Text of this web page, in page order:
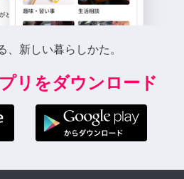
、新しい暮らしかた。
リをダウンロード